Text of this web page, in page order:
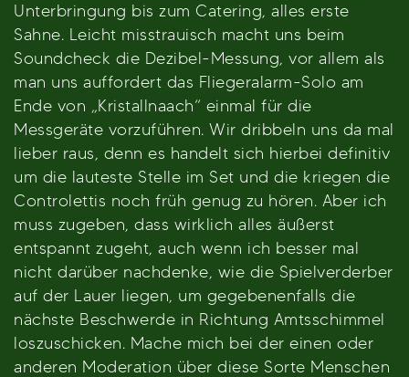
Unterbringung bis zum Catering, alles erste
Sahne. Leicht misstrauisch macht uns beim
Soundcheck die Dezibel-Messung, vor allem als
man uns auffordert das Fliegeralarm-Solo am
Ende von „Kristallnaach“ einmal für die
Messgeräte vorzuführen. Wir dribbeln uns da mal
lieber raus, denn es handelt sich hierbei definitiv
um die lauteste Stelle im Set und die kriegen die
Controlettis noch früh genug zu hören. Aber ich
muss zugeben, dass wirklich alles äußerst
entspannt zugeht, auch wenn ich besser mal
nicht darüber nachdenke, wie die Spielverderber
auf der Lauer liegen, um gegebenenfalls die
nächste Beschwerde in Richtung Amtsschimmel
loszuschicken. Mache mich bei der einen oder
anderen Moderation über diese Sorte Menschen